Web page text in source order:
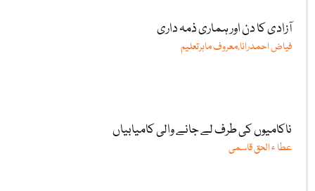
آزادی کا دن اور ہماری ذمہ داری
فیاض احمدرانا،معروف ماہرتعلیم
ناکامیوں کی طرف لے جانے والی کامیابیاں
عطا ء الحق قاسمی